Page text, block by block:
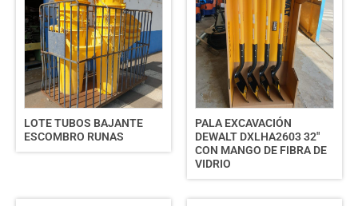
LOTE TUBOS BAJANTE
ESCOMBRO RUNAS
PALA EXCAVACIÓN
DEWALT DXLHA2603 32″
CON MANGO DE FIBRA DE
VIDRIO